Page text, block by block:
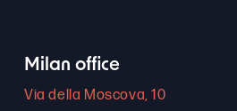
Milan office
Via della Moscova, 10